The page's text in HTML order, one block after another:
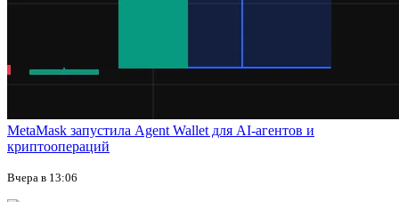
MetaMask запустила Agent Wallet для AI-агентов и
криптоопераций
Вчера в 13:06